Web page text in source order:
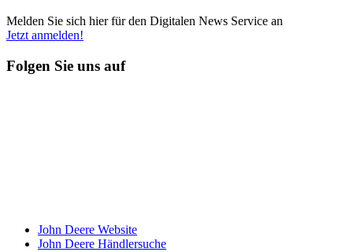
Melden Sie sich hier für den Digitalen News Service an
Jetzt anmelden!
Folgen Sie uns auf
John Deere Website
John Deere Händ­ler­suche